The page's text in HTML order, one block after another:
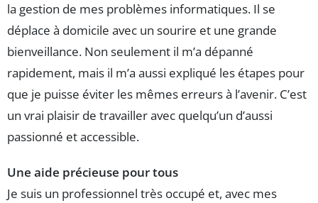
la gestion de mes problèmes informatiques. Il se
déplace à domicile avec un sourire et une grande
bienveillance. Non seulement il m’a dépanné
rapidement, mais il m’a aussi expliqué les étapes pour
que je puisse éviter les mêmes erreurs à l’avenir. C’est
un vrai plaisir de travailler avec quelqu’un d’aussi
passionné et accessible.
Une aide précieuse pour tous
Je suis un professionnel très occupé et, avec mes